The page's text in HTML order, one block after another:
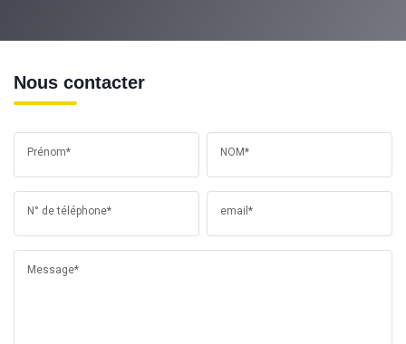
Nous contacter
Prénom* NOM*
N° de téléphone* email*
Message*